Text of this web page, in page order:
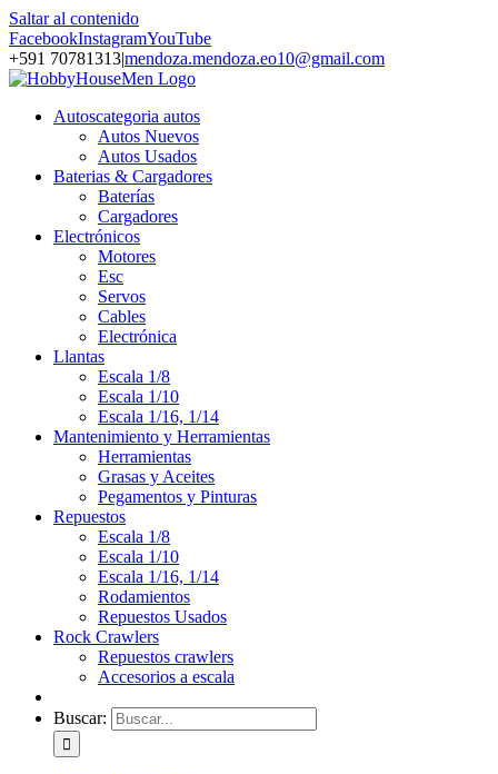
Saltar al contenido
FacebookInstagramYouTube
+591 70781313|mendoza.mendoza.eo10@gmail.com
Autoscategoria autos
Autos Nuevos
Autos Usados
Baterias & Cargadores
Baterías
Cargadores
Electrónicos
Motores
Esc
Servos
Cables
Electrónica
Llantas
Escala 1/8
Escala 1/10
Escala 1/16, 1/14
Mantenimiento y Herramientas
Herramientas
Grasas y Aceites
Pegamentos y Pinturas
Repuestos
Escala 1/8
Escala 1/10
Escala 1/16, 1/14
Rodamientos
Repuestos Usados
Rock Crawlers
Repuestos crawlers
Accesorios a escala
Buscar: